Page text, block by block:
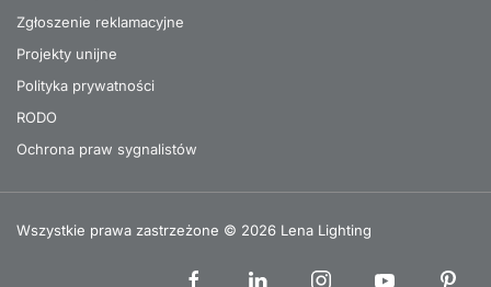
Zgłoszenie reklamacyjne
Projekty unijne
Polityka prywatności
RODO
Ochrona praw sygnalistów
Wszystkie prawa zastrzeżone © 2026 Lena Lighting